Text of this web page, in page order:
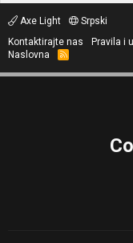
Axe Light
Srpski
Kontaktirajte nas
Pravila i
Naslovna
R
S